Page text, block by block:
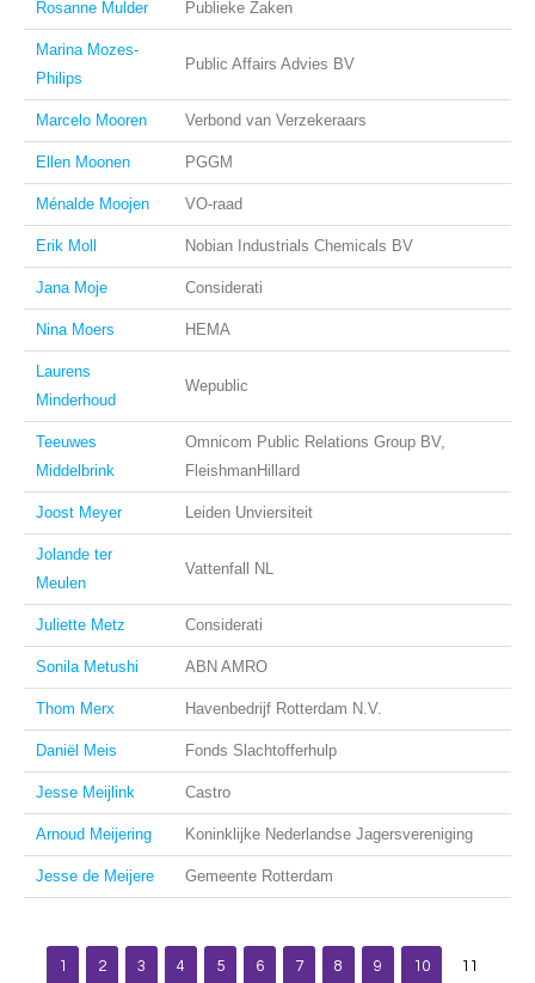
Rosanne Mulder Publieke Zaken
Marina Mozes-
Philips
Public Affairs Advies BV
Marcelo Mooren Verbond van Verzekeraars
Ellen Moonen PGGM
Ménalde Moojen VO-raad
Erik Moll Nobian Industrials Chemicals BV
Jana Moje Considerati
Nina Moers HEMA
Laurens
Minderhoud
Wepublic
Teeuwes
Middelbrink
Omnicom Public Relations Group BV,
FleishmanHillard
Joost Meyer Leiden Unviersiteit
Jolande ter
Meulen
Vattenfall NL
Juliette Metz Considerati
Sonila Metushi ABN AMRO
Thom Merx Havenbedrijf Rotterdam N.V.
Daniël Meis Fonds Slachtofferhulp
Jesse Meijlink Castro
Arnoud Meijering Koninklijke Nederlandse Jagersvereniging
Jesse de Meijere Gemeente Rotterdam
1 2 3 4 5 6 7 8 9 10 11